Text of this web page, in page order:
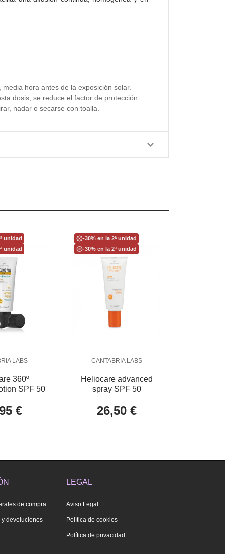
hora antes de la exposición solar.
dosis, se reduce el factor de protección.
nadar o secarse con toalla.
unidad
unidad
LABS
360º
SPF 50
€
-30% en la 2ª unidad
-30% en la 2ª unidad
CANTABRIA LABS
Heliocare advanced
spray SPF 50
26,50 €
de compra
devoluciones
LEGAL
Aviso Legal
Política de cookies
Política de privacidad